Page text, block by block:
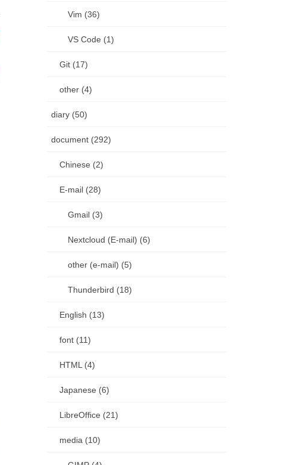
Vim (36)
VS Code (1)
Git (17)
other (4)
diary (50)
document (292)
Chinese (2)
E-mail (28)
Gmail (3)
Nextcloud (E-mail) (6)
other (e-mail) (5)
Thunderbird (18)
English (13)
font (11)
HTML (4)
Japanese (6)
LibreOffice (21)
media (10)